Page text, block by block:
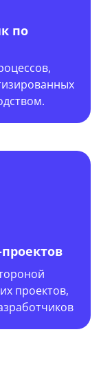
по
проектов,